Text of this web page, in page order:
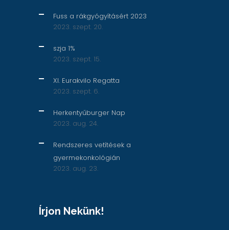
Fuss a rákgyógyításért 2023
2023. szept. 20.
szja 1%
2023. szept. 15.
XI. Eurakvilo Regatta
2023. szept. 6.
Herkentyűburger Nap
2023. aug. 24.
Rendszeres vetítések a
gyermekonkológián
2023. aug. 23.
Írjon Nekünk!